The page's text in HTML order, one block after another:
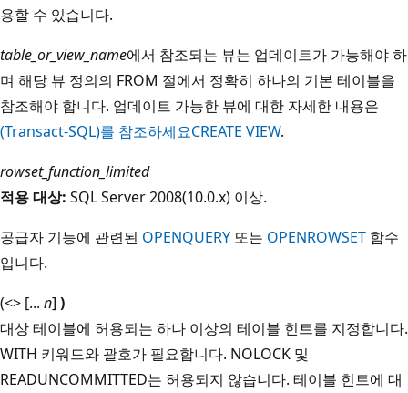
용할 수 있습니다.
table_or_view_name에서 참조되는 뷰는 업데이트가 가능해야 하
며 해당 뷰 정의의 FROM 절에서 정확히 하나의 기본 테이블을
참조해야 합니다. 업데이트 가능한 뷰에 대한 자세한 내용은
(Transact-SQL)를 참조하세요CREATE VIEW.
rowset_function_limited
적용 대상: SQL Server 2008(10.0.x) 이상.
공급자 기능에 관련된 OPENQUERY 또는 OPENROWSET 함수
입니다.
(<> [... n] )
대상 테이블에 허용되는 하나 이상의 테이블 힌트를 지정합니다.
WITH 키워드와 괄호가 필요합니다. NOLOCK 및
READUNCOMMITTED는 허용되지 않습니다. 테이블 힌트에 대